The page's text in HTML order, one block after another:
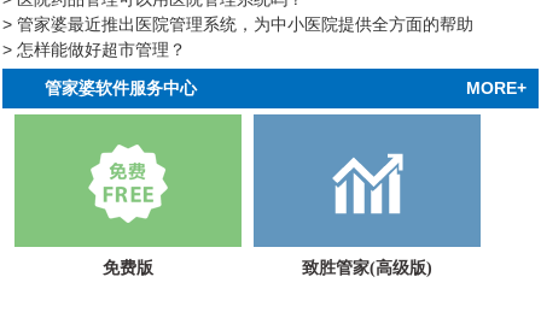
> 管家婆最近推出医院管理系统，为中小医院提供全方面的帮助
> 怎样能做好超市管理？
管家婆软件服务中心 MORE+
免费版 致胜管家(高级版)